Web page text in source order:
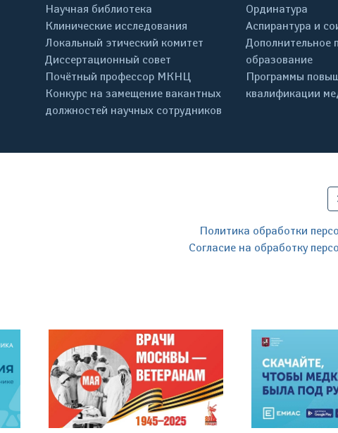
Научная библиотека
Клинические исследования
Локальный этический комитет
Диссертационный совет
Почётный профессор МКНЦ
Конкурс на замещение вакантных
должностей научных сотрудников
Ординатура
Аспирантура и
Дополнительное
образование
Программы
квалификации
Политика обработки
Согласие на обработку